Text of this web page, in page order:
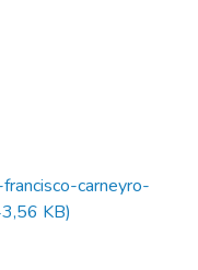
carneyro-
KB)